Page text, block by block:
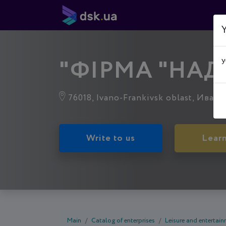
"ФІРМА
76018, Ivano-Frankivsk oblast,
Write to us
Main Catalog of enterprises Leisure and